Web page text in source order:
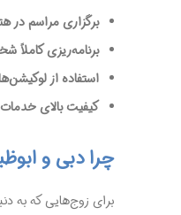
برگزاری مراسم در
برنامه‌ریزی
استفاده از
کیفیت بالای خدمات
چرا دبی و
برای زوج‌هایی که به